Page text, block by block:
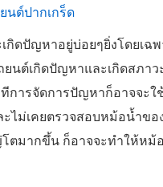
นต์ปากเกร็ด
ปัญหาอยู่บ่อยๆยิ่งโดยเฉพ
ต์เกิดปัญหาและเกิดสภาว
ารจัดการปัญหาก็อาจจะใ
ไม่เคยตรวจสอบหม้อน้ำข
ตมากขึ้น ก็อาจจะทำให้ห